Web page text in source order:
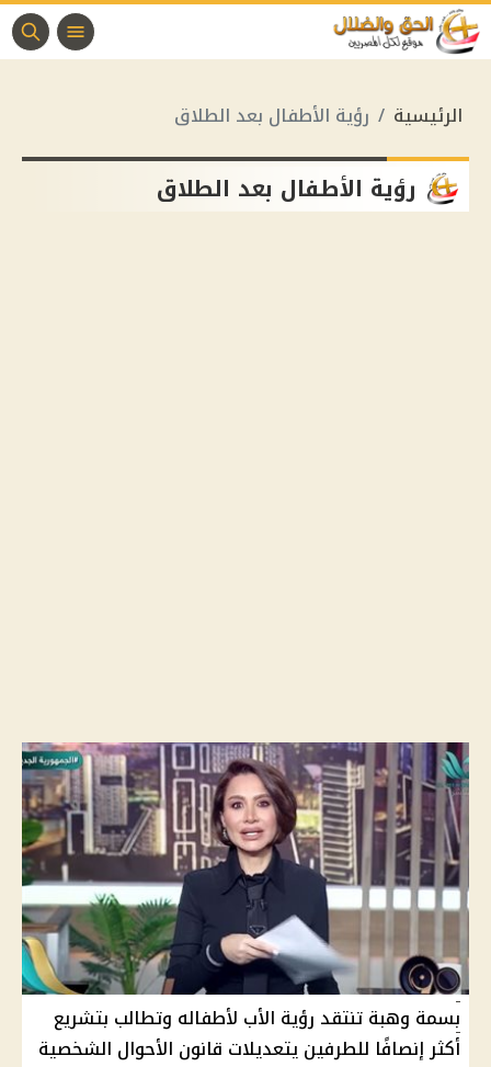
الرئيسية رؤية الأطفال بعد الطلاق
رؤية الأطفال بعد الطلاق
بسمة وهبة تنتقد رؤية الأب لأطفاله وتطالب بتشريع
أكثر إنصافًا للطرفين يتعديلات قانون الأحوال الشخصية